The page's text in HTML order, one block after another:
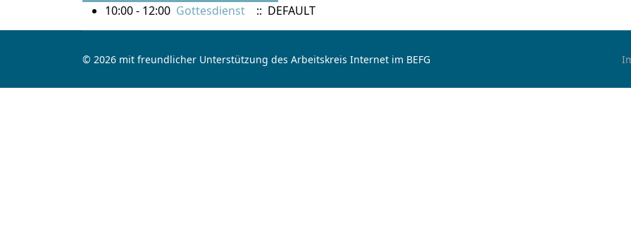
10:00 - 12:00 Gottesdienst :: DEFAULT
© 2026 mit freundlicher Unterstützung des Arbeitskreis Internet im BEFG